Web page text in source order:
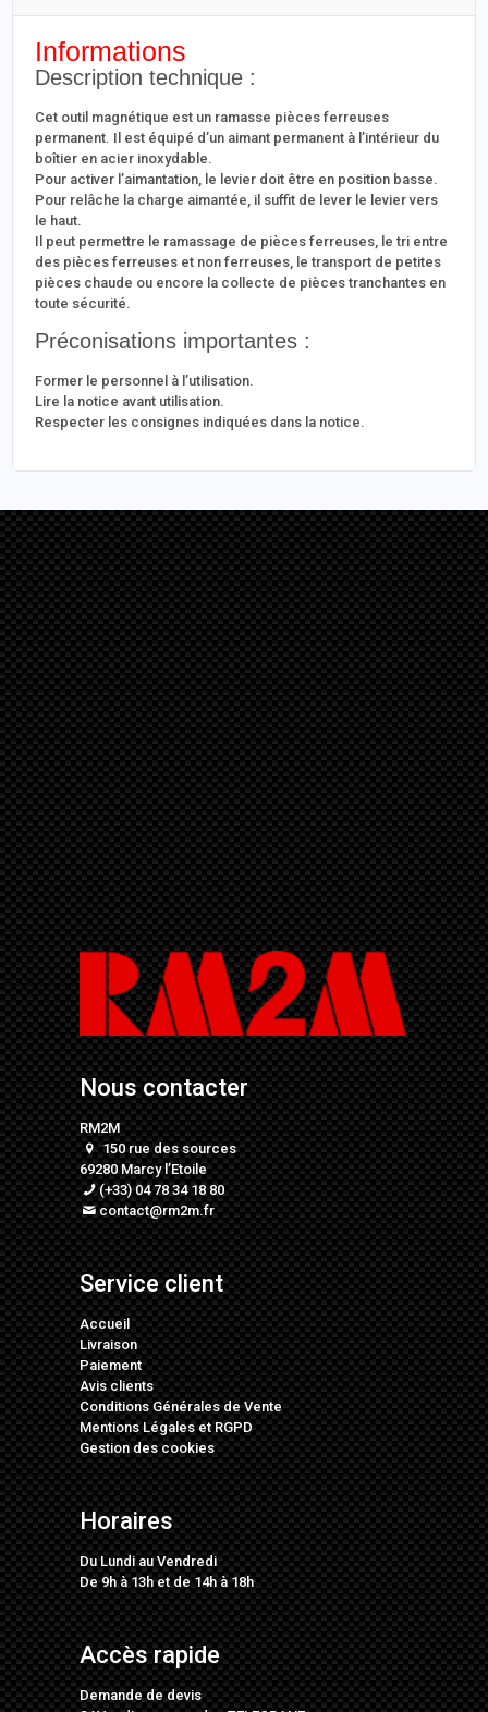
Informations
Description technique :
Cet outil magnétique est un ramasse pièces ferreuses
permanent. Il est équipé d’un aimant permanent à l’intérieur du
boîtier en acier inoxydable.
Pour activer l’aimantation, le levier doit être en position basse.
Pour relâche la charge aimantée, il suffit de lever le levier vers
le haut.
Il peut permettre le ramassage de pièces ferreuses, le tri entre
des pièces ferreuses et non ferreuses, le transport de petites
pièces chaude ou encore la collecte de pièces tranchantes en
toute sécurité.
Préconisations importantes :
Former le personnel à l’utilisation.
Lire la notice avant utilisation.
Respecter les consignes indiquées dans la notice.
Nous contacter
RM2M
150 rue des sources
69280 Marcy l’Etoile
(+33) 04 78 34 18 80
contact@rm2m.fr
Service client
Accueil
Livraison
Paiement
Avis clients
Conditions Générales de Vente
Mentions LégalesetRGPD
Gestion des cookies
Horaires
Du Lundi au Vendredi
De 9h à 13h et de 14h à 18h
Accès rapide
Demande de devis